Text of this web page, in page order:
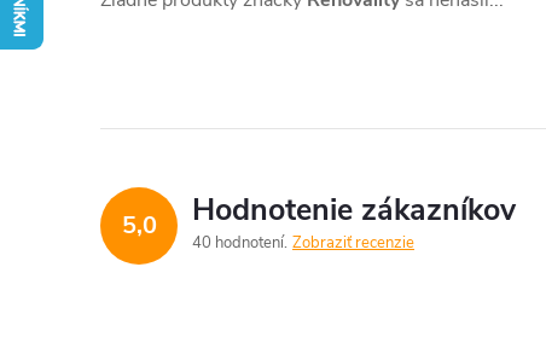
5,0 Hodnotenie zákazníkov
40 hodnotení Zobraziť recenzie